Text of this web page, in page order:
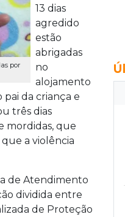
por
13 dias
agredido
estão
abrigadas
no
alojamento
da criança e
três dias
mordidas, que
a violência
de Atendimento
dividida entre
de Proteção